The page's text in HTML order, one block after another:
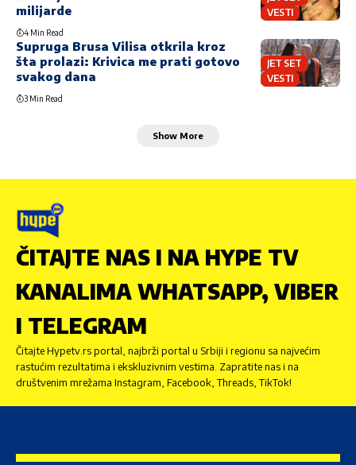
VESTI
milijarde
4 Min Read
JET SET
VESTI
Supruga Brusa Vilisa otkrila kroz
šta prolazi: Krivica me prati gotovo
svakog dana
3 Min Read
Show More
ČITAJTE NAS I NA HYPE TV
KANALIMA WHATSAPP, VIBER
I TELEGRAM
Čitajte Hypetv.rs portal, najbrži portal u Srbiji i regionu sa najvećim
rastućim rezultatima i ekskluzivnim vestima. Zapratite nas i na
društvenim mrežama Instagram, Facebook, Threads, TikTok!